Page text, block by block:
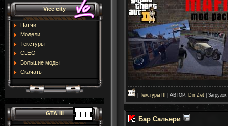
Vice city
Патчи
Модели
Текстуры
CLEO
Большие моды
Скачать
GTA III
Текстуры III | АВТОР: DimZet |
Бар Сальери